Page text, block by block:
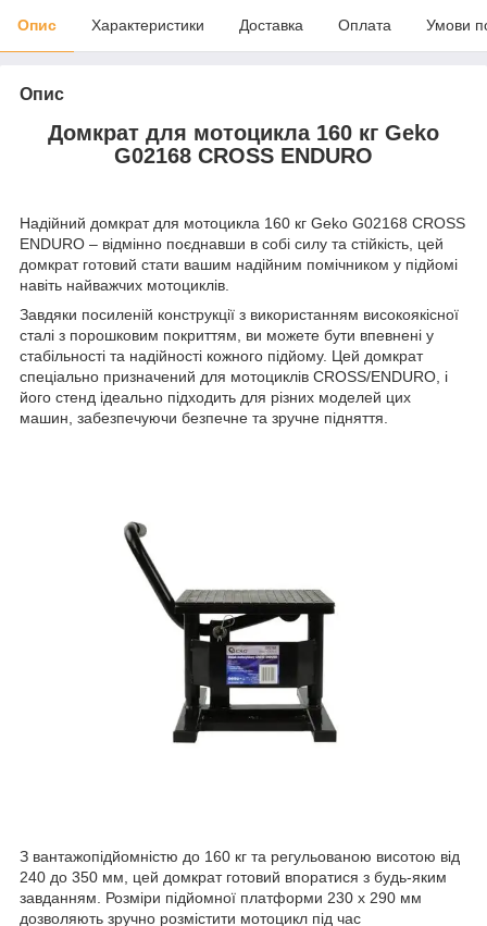
Опис Характеристики Доставка Оплата Умови
Опис
Домкрат для мотоцикла 160 кг Geko
G02168 CROSS ENDURO
Надійний домкрат для мотоцикла 160 кг Geko G02168 CROSS
ENDURO – відмінно поєднавши в собі силу та стійкість, цей
домкрат готовий стати вашим надійним помічником у підйомі
навіть найважчих мотоциклів.
Завдяки посиленій конструкції з використанням високоякісної
сталі з порошковим покриттям, ви можете бути впевнені у
стабільності та надійності кожного підйому. Цей домкрат
спеціально призначений для мотоциклів CROSS/ENDURO, і
його стенд ідеально підходить для різних моделей цих
машин, забезпечуючи безпечне та зручне підняття.
З вантажопідйомністю до 160 кг та регульованою висотою від
240 до 350 мм, цей домкрат готовий впоратися з будь-яким
завданням. Розміри підйомної платформи 230 x 290 мм
дозволяють зручно розмістити мотоцикл під час